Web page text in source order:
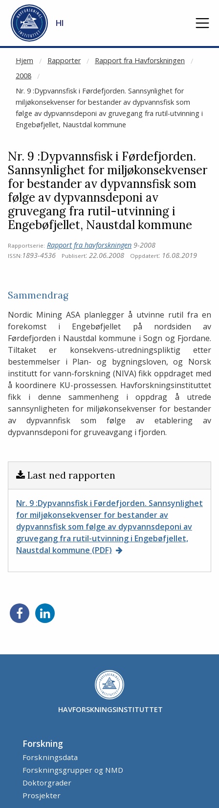
Gå til hovedinnhold
HI
Hjem Rapporter
Rapport fra Havforskningen
2008
Nr. 9 :Dypvannsfisk i Førdefjorden. Sannsynlighet for
miljøkonsekvenser for bestander av dypvannsfisk som
følge av dypvannsdeponi av gruvegang fra rutil-utvinning i
Engebøfjellet, Naustdal kommune
NOT CACHED
Nr. 9 :Dypvannsfisk i Førdefjorden.
Sannsynlighet for miljøkonsekvenser
for bestander av dypvannsfisk som
følge av dypvannsdeponi av
gruvegang fra rutil-utvinning i
Engebøfjellet, Naustdal kommune
Rapportserie: Rapport fra havforskningen 9-2008
ISSN: 1893-4536 Publisert: 22.06.2008 Oppdatert: 16.08.2019
Sammendrag
Nordic Mining ASA planlegger å utvinne rutil fra en
forekomst i Engebøfjellet på nordsiden av
Førdefjorden i Naustdal kommune i Sogn og Fjordane.
Tiltaket er konsekvens-utredningspliktig etter
bestemmelser i Plan- og bygningsloven, og Norsk
institutt for vann-forskning (NIVA) fikk oppdraget med
å koordinere KU-prossessen. Havforskningsinstituttet
fikk i denne sammenheng i oppdrag å utrede
sannsynligheten for miljøkonsekvenser for bestander
av dypvannfisk som følge av etablering av
dypvannsdeponi for gruveavgang i fjorden.
Last ned rapporten
Nr. 9 :Dypvannsfisk i Førdefjorden. Sannsynlighet
for miljøkonsekvenser for bestander av
dypvannsfisk som følge av dypvannsdeponi av
gruvegang fra rutil-utvinning i Engebøfjellet,
Naustdal kommune (PDF)
HAVFORSKNINGSINSTITUTTET
Forskning
Forskningsdata
Forskningsgrupper og NMD
Doktorgrader
Prosjekter